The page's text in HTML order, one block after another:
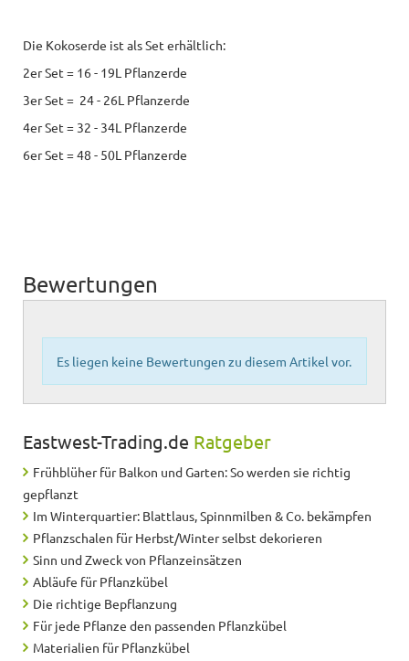
Die Kokoserde ist als Set erhältlich:
2er Set = 16 - 19L Pflanzerde
3er Set = 24 - 26L Pflanzerde
4er Set = 32 - 34L Pflanzerde
6er Set = 48 - 50L Pflanzerde
Bewertungen
Es liegen keine Bewertungen zu diesem Artikel vor.
Eastwest-Trading.de Ratgeber
Frühblüher für Balkon und Garten: So werden sie richtig
gepflanzt
Im Winterquartier: Blattlaus, Spinnmilben & Co. bekämpfen
Pflanzschalen für Herbst/Winter selbst dekorieren
Sinn und Zweck von Pflanzeinsätzen
Abläufe für Pflanzkübel
Die richtige Bepflanzung
Für jede Pflanze den passenden Pflanzkübel
Materialien für Pflanzkübel